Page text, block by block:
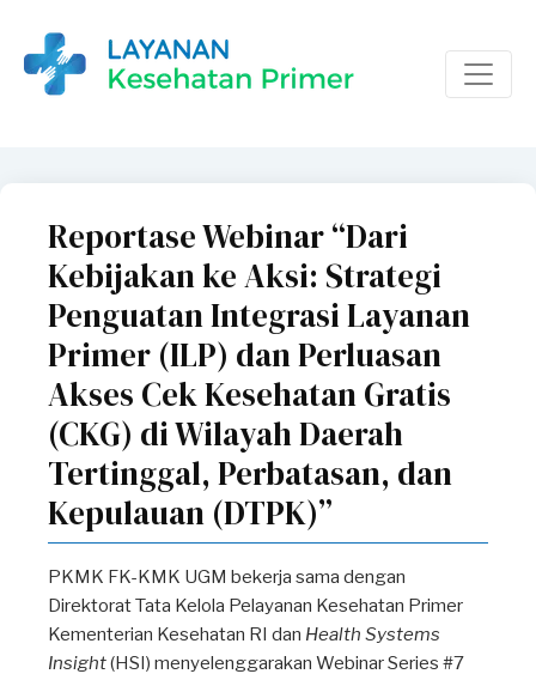
Reportase Webinar “Dari
Kebijakan ke Aksi: Strategi
Penguatan Integrasi Layanan
Primer (ILP) dan Perluasan
Akses Cek Kesehatan Gratis
(CKG) di Wilayah Daerah
Tertinggal, Perbatasan, dan
Kepulauan (DTPK)”
PKMK FK-KMK UGM bekerja sama dengan
Direktorat Tata Kelola Pelayanan Kesehatan Primer
Kementerian Kesehatan RI dan Health Systems
Insight(HSI) menyelenggarakan Webinar Series #7